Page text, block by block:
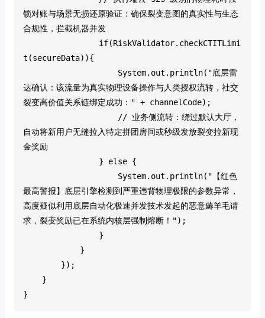
锁对账与场景无损还原验证：确保裂变意图的真实性与生态
合规性，拦截机器并发
t(secureData)){
达确认：该流量为真实物理设备操作与人类授权流转，社交
裂变高价值关系链绑定成功：" + channelCode);
自动将新用户无缝拉入特定拼团房间或秒级发放裂变拉新现
金奖励
} else {
最高警报】底层引擎检测到严重违背物理极限的参数异常，
高度疑似利用底层自动化极速并发技术发起的恶意薅羊毛请
求，裂变奖励已在系统内核层强制熔断！");
}
}
});
}
}